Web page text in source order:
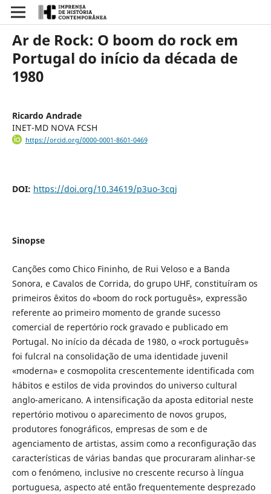
Ar de Rock: O boom do rock em
Portugal do início da década de
1980
Ricardo Andrade
INET-MD NOVA FCSH
https://orcid.org/0000-0001-8601-0469
DOI: https://doi.org/10.34619/p3uo-3cqj
Sinopse
Canções como Chico Fininho, de Rui Veloso e a Banda
Sonora, e Cavalos de Corrida, do grupo UHF, constituíram os
primeiros êxitos do «boom do rock português», expressão
referente ao primeiro momento de grande sucesso
comercial de repertório rock gravado e publicado em
Portugal. No início da década de 1980, o «rock português»
foi fulcral na consolidação de uma identidade juvenil
«moderna» e cosmopolita crescentemente identificada com
hábitos e estilos de vida provindos do universo cultural
anglo-americano. A intensificação da aposta editorial neste
repertório motivou o aparecimento de novos grupos,
produtores fonográficos, empresas de som e de
agenciamento de artistas, assim como a reconfiguração das
características de várias bandas que procuraram alinhar-se
com o fenómeno, inclusive no crescente recurso à língua
portuguesa, aspecto até então frequentemente desprezado